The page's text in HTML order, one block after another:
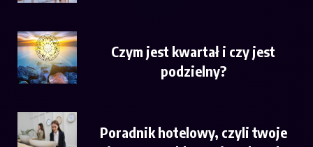
Czym jest kwartał i czy jest
podzielny?
Poradnik hotelowy, czyli twoje